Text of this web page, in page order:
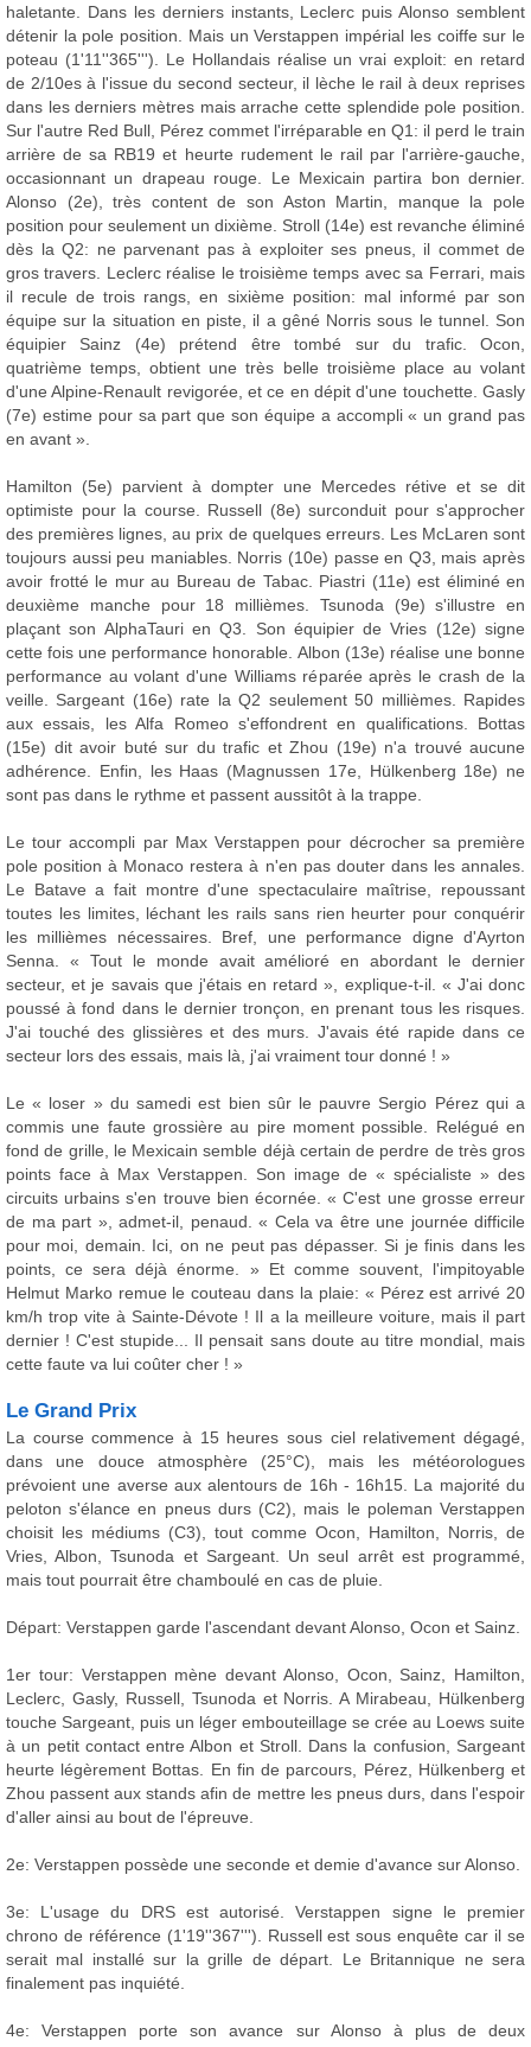
haletante. Dans les derniers instants, Leclerc puis Alonso semblent
détenir la pole position. Mais un Verstappen impérial les coiffe sur le
poteau (1'11''365'''). Le Hollandais réalise un vrai exploit: en retard
de 2/10es à l'issue du second secteur, il lèche le rail à deux reprises
dans les derniers mètres mais arrache cette splendide pole position.
Sur l'autre Red Bull, Pérez commet l'irréparable en Q1: il perd le train
arrière de sa RB19 et heurte rudement le rail par l'arrière-gauche,
occasionnant un drapeau rouge. Le Mexicain partira bon dernier.
Alonso (2e), très content de son Aston Martin, manque la pole
position pour seulement un dixième. Stroll (14e) est revanche éliminé
dès la Q2: ne parvenant pas à exploiter ses pneus, il commet de
gros travers. Leclerc réalise le troisième temps avec sa Ferrari, mais
il recule de trois rangs, en sixième position: mal informé par son
équipe sur la situation en piste, il a gêné Norris sous le tunnel. Son
équipier Sainz (4e) prétend être tombé sur du trafic. Ocon,
quatrième temps, obtient une très belle troisième place au volant
d'une Alpine-Renault revigorée, et ce en dépit d'une touchette. Gasly
(7e) estime pour sa part que son équipe a accompli « un grand pas
en avant ».
Hamilton (5e) parvient à dompter une Mercedes rétive et se dit
optimiste pour la course. Russell (8e) surconduit pour s'approcher
des premières lignes, au prix de quelques erreurs. Les McLaren sont
toujours aussi peu maniables. Norris (10e) passe en Q3, mais après
avoir frotté le mur au Bureau de Tabac. Piastri (11e) est éliminé en
deuxième manche pour 18 millièmes. Tsunoda (9e) s'illustre en
plaçant son AlphaTauri en Q3. Son équipier de Vries (12e) signe
cette fois une performance honorable. Albon (13e) réalise une bonne
performance au volant d'une Williams réparée après le crash de la
veille. Sargeant (16e) rate la Q2 seulement 50 millièmes. Rapides
aux essais, les Alfa Romeo s'effondrent en qualifications. Bottas
(15e) dit avoir buté sur du trafic et Zhou (19e) n'a trouvé aucune
adhérence. Enfin, les Haas (Magnussen 17e, Hülkenberg 18e) ne
sont pas dans le rythme et passent aussitôt à la trappe.
Le tour accompli par Max Verstappen pour décrocher sa première
pole position à Monaco restera à n'en pas douter dans les annales.
Le Batave a fait montre d'une spectaculaire maîtrise, repoussant
toutes les limites, léchant les rails sans rien heurter pour conquérir
les millièmes nécessaires. Bref, une performance digne d'Ayrton
Senna. « Tout le monde avait amélioré en abordant le dernier
secteur, et je savais que j'étais en retard », explique-t-il. « J'ai donc
poussé à fond dans le dernier tronçon, en prenant tous les risques.
J'ai touché des glissières et des murs. J'avais été rapide dans ce
secteur lors des essais, mais là, j'ai vraiment tour donné ! »
Le « loser » du samedi est bien sûr le pauvre Sergio Pérez qui a
commis une faute grossière au pire moment possible. Relégué en
fond de grille, le Mexicain semble déjà certain de perdre de très gros
points face à Max Verstappen. Son image de « spécialiste » des
circuits urbains s'en trouve bien écornée. « C'est une grosse erreur
de ma part », admet-il, penaud. « Cela va être une journée difficile
pour moi, demain. Ici, on ne peut pas dépasser. Si je finis dans les
points, ce sera déjà énorme. » Et comme souvent, l'impitoyable
Helmut Marko remue le couteau dans la plaie: « Pérez est arrivé 20
km/h trop vite à Sainte-Dévote ! Il a la meilleure voiture, mais il part
dernier ! C'est stupide... Il pensait sans doute au titre mondial, mais
cette faute va lui coûter cher ! »
Le Grand Prix
La course commence à 15 heures sous ciel relativement dégagé,
dans une douce atmosphère (25°C), mais les météorologues
prévoient une averse aux alentours de 16h - 16h15. La majorité du
peloton s'élance en pneus durs (C2), mais le poleman Verstappen
choisit les médiums (C3), tout comme Ocon, Hamilton, Norris, de
Vries, Albon, Tsunoda et Sargeant. Un seul arrêt est programmé,
mais tout pourrait être chamboulé en cas de pluie.
Départ: Verstappen garde l'ascendant devant Alonso, Ocon et Sainz.
1er tour: Verstappen mène devant Alonso, Ocon, Sainz, Hamilton,
Leclerc, Gasly, Russell, Tsunoda et Norris. A Mirabeau, Hülkenberg
touche Sargeant, puis un léger embouteillage se crée au Loews suite
à un petit contact entre Albon et Stroll. Dans la confusion, Sargeant
heurte légèrement Bottas. En fin de parcours, Pérez, Hülkenberg et
Zhou passent aux stands afin de mettre les pneus durs, dans l'espoir
d'aller ainsi au bout de l'épreuve.
2e: Verstappen possède une seconde et demie d'avance sur Alonso.
3e: L'usage du DRS est autorisé. Verstappen signe le premier
chrono de référence (1'19''367'''). Russell est sous enquête car il se
serait mal installé sur la grille de départ. Le Britannique ne sera
finalement pas inquiété.
4e: Verstappen porte son avance sur Alonso à plus de deux